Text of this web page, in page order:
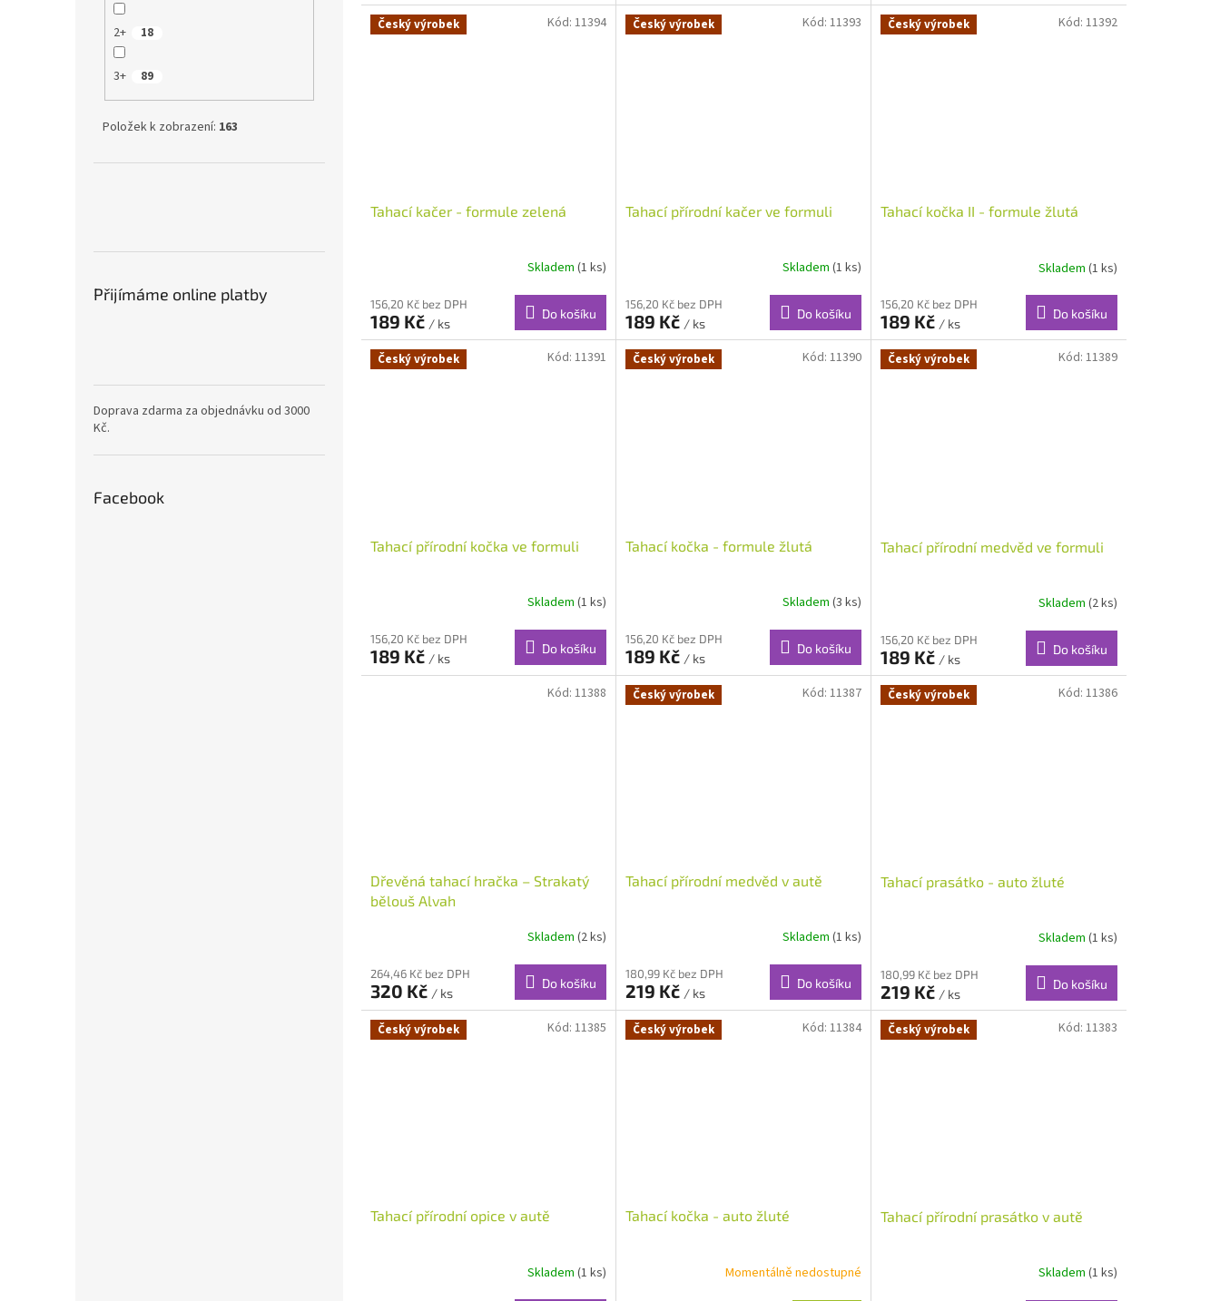
2+ 18
3+ 89
Položek k zobrazení: 163
Přijímáme online platby
Doprava zdarma za objednávku od 3000
Kč.
Facebook
Český výrobek
Tahací kačer - formule zelená
Skladem (1 ks)
156,20 Kč bez DPH
189 Kč / ks
Do košíku
Kód: 11394 Český výrobek
Tahací přírodní kačer ve formuli
Skladem (1 ks)
156,20 Kč bez DPH
189 Kč / ks
Do košíku
Kód: 11393 Český výrobek
Tahací kočka II - formule žlutá
Skladem (1 ks)
156,20 Kč bez DPH
189 Kč / ks
Do košíku
Kód: 11392
Český výrobek
Tahací přírodní kočka ve formuli
Skladem (1 ks)
156,20 Kč bez DPH
189 Kč / ks
Do košíku
Kód: 11391 Český výrobek
Tahací kočka - formule žlutá
Skladem (3 ks)
156,20 Kč bez DPH
189 Kč / ks
Do košíku
Kód: 11390 Český výrobek
Tahací přírodní medvěd ve formuli
Skladem (2 ks)
156,20 Kč bez DPH
189 Kč / ks
Do košíku
Kód: 11389
Dřevěná tahací hračka – Strakatý
bělouš Alvah
Skladem (2 ks)
264,46 Kč bez DPH
320 Kč / ks
Do košíku
Kód: 11388 Český výrobek
Tahací přírodní medvěd v autě
Skladem (1 ks)
180,99 Kč bez DPH
219 Kč / ks
Do košíku
Kód: 11387 Český výrobek
Tahací prasátko - auto žluté
Skladem (1 ks)
180,99 Kč bez DPH
219 Kč / ks
Do košíku
Kód: 11386
Český výrobek
Tahací přírodní opice v autě
Skladem (1 ks)
Kód: 11385 Český výrobek
Tahací kočka - auto žluté
Momentálně nedostupné
Kód: 11384 Český výrobek
Tahací přírodní prasátko v autě
Skladem (1 ks)
Kód: 11383